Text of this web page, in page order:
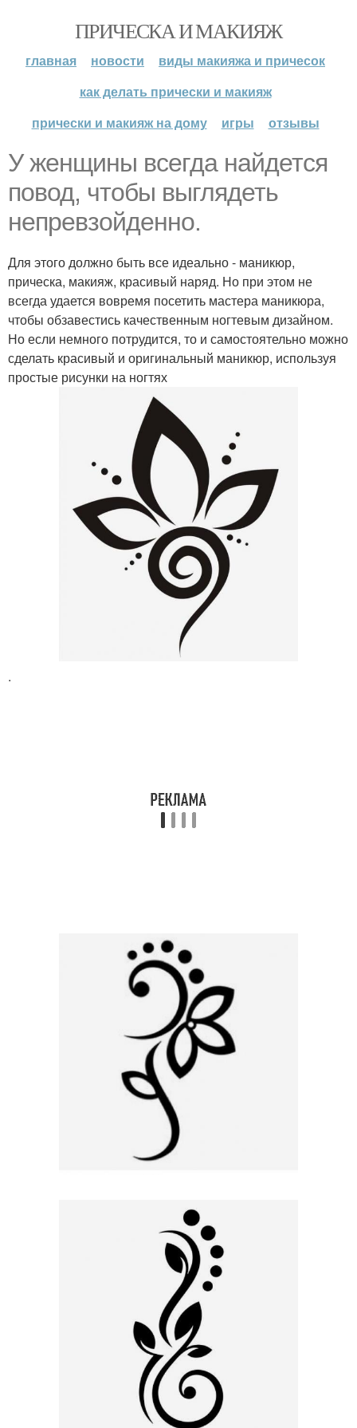
ПРИЧЕСКА И МАКИЯЖ
главная новости
виды макияжа и причесок
как делать прически и макияж
прически и макияж на дому
игры отзывы
У женщины всегда найдется
повод, чтобы выглядеть
непревзойденно.
Для этого должно быть все идеально - маникюр,
прическа, макияж, красивый наряд. Но при этом не
всегда удается вовремя посетить мастера маникюра,
чтобы обзавестись качественным ногтевым дизайном.
Но если немного потрудится, то и самостоятельно можно
сделать красивый и оригинальный маникюр, используя
простые рисунки на ногтях
.